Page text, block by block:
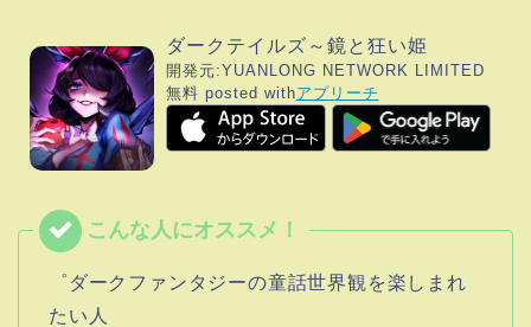
ダークテイルズ～鏡と狂い姫
開発元:YUANLONG NETWORK LIMITED
無料 posted withアプリーチ
゜ダークファンタジーの童話世界観を楽しまれ
たい人